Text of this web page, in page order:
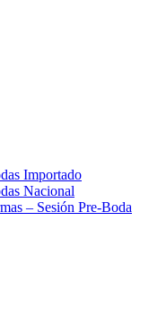
Importado
Nacional
– Sesión Pre-Boda